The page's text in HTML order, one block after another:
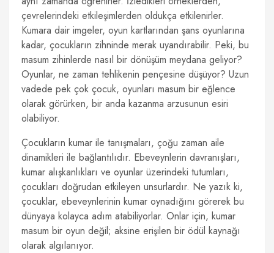
çevrelerindeki etkileşimlerden oldukça etkilenirler.
Kumara dair imgeler, oyun kartlarından şans oyunlarına
kadar, çocukların zihninde merak uyandırabilir. Peki, bu
masum zihinlerde nasıl bir dönüşüm meydana geliyor?
Oyunlar, ne zaman tehlikenin pençesine düşüyor? Uzun
vadede pek çok çocuk, oyunları masum bir eğlence
olarak görürken, bir anda kazanma arzusunun esiri
olabiliyor.
Çocukların kumar ile tanışmaları, çoğu zaman aile
dinamikleri ile bağlantılıdır. Ebeveynlerin davranışları,
kumar alışkanlıkları ve oyunlar üzerindeki tutumları,
çocukları doğrudan etkileyen unsurlardır. Ne yazık ki,
çocuklar, ebeveynlerinin kumar oynadığını görerek bu
dünyaya kolayca adım atabiliyorlar. Onlar için, kumar
masum bir oyun değil; aksine erişilen bir ödül kaynağı
olarak algılanıyor.